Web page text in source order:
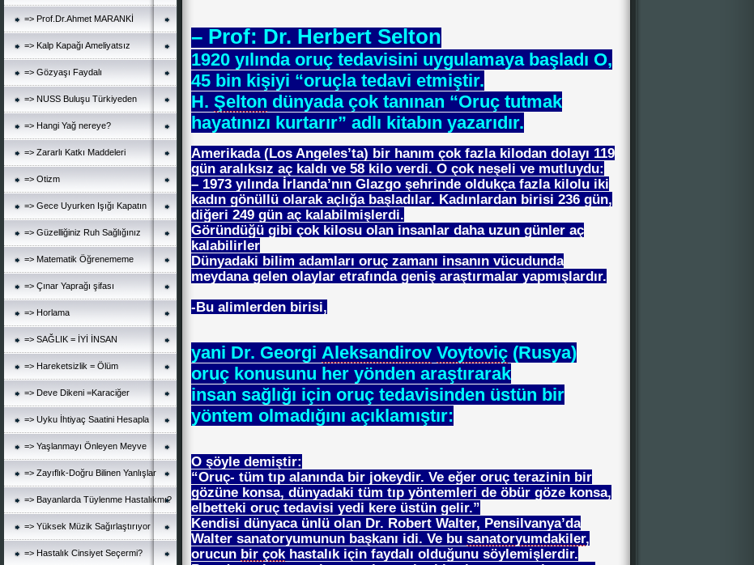
=> Prof.Dr.Ahmet MARANKİ
=> Kalp Kapağı Ameliyatsız
=> Gözyaşı Faydalı
=> NUSS Buluşu Türkiyeden
=> Hangi Yağ nereye?
=> Zararlı Katkı Maddeleri
=> Otizm
=> Gece Uyurken Işığı Kapatın
=> Güzelliğiniz Ruh Sağlığınız
=> Matematik Öğrenememe
=> Çınar Yaprağı şifası
=> Horlama
=> SAĞLIK = İYİ İNSAN
=> Hareketsizlik = Ölüm
=> Deve Dikeni =Karaciğer
=> Uyku İhtiyaç Saatini Hesapla
=> Yaşlanmayı Önleyen Meyve
=> Zayıflık-Doğru Bilinen Yanlışlar
=> Bayanlarda Tüylenme Hastalıkmı?
=> Yüksek Müzik Sağırlaştırıyor
=> Hastalık Cinsiyet Seçermi?
– Prof: Dr. Herbert Selton
1920 yılında oruç tedavisini uygulamaya başladı O,
45 bin kişiyi “oruçla tedavi etmiştir.
H. Şelton dünyada çok tanınan “Oruç tutmak
hayatınızı kurtarır” adlı kitabın yazarıdır.
Amerikada (Los Angeles’ta) bir hanım çok fazla kilodan dolayı 119
gün aralıksız aç kaldı ve 58 kilo verdi. O çok neşeli ve mutluydu:
– 1973 yılında İrlanda’nın Glazgo şehrinde oldukça fazla kilolu iki
kadın gönüllü olarak açlığa başladılar. Kadınlardan birisi 236 gün,
diğeri 249 gün aç kalabilmişlerdi.
Göründüğü gibi çok kilosu olan insanlar daha uzun günler aç
kalabilirler
Dünyadaki bilim adamları oruç zamanı insanın vücudunda
meydana gelen olaylar etrafında geniş araştırmalar yapmışlardır.
-Bu alimlerden birisi,
yani Dr. Georgi Aleksandirov Voytoviç (Rusya)
oruç konusunu her yönden araştırarak
insan sağlığı için oruç tedavisinden üstün bir
yöntem olmadığını açıklamıştır:
O şöyle demiştir:
“Oruç- tüm tıp alanında bir jokeydir. Ve eğer oruç terazinin bir
gözüne konsa, dünyadaki tüm tıp yöntemleri de öbür göze konsa,
elbetteki oruç tedavisi yedi kere üstün gelir.”
Kendisi dünyaca ünlü olan Dr. Robert Walter, Pensilvanya’da
Walter sanatoryumunun başkanı idi. Ve bu sanatoryumdakiler,
orucun bir çok hastalık için faydalı olduğunu söylemişlerdir.